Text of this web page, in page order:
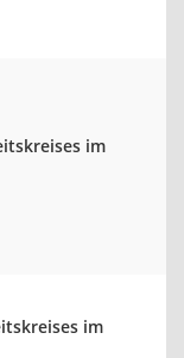
im
im